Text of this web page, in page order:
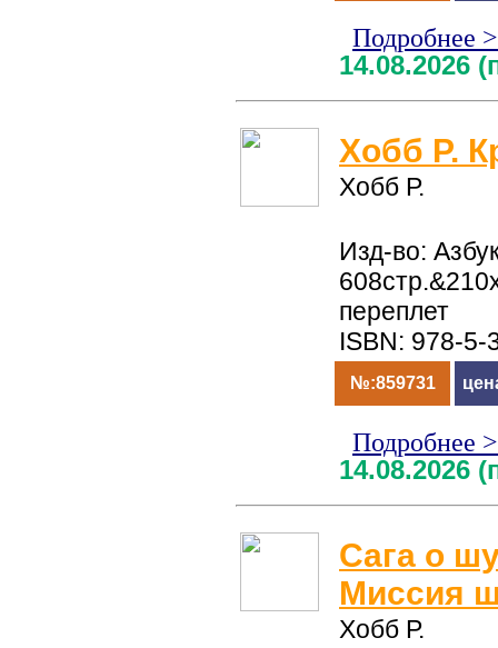
Подробнее
14.08.2026
Хобб Р.
Хобб Р.
Изд-во:
переплет
ISBN: 978-5-
№:859731
Подробнее
14.08.2026
Сага о
Миссия
Хобб Р.